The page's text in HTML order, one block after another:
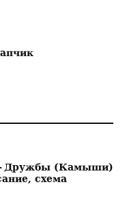
Дружбы (Камыши)
схема